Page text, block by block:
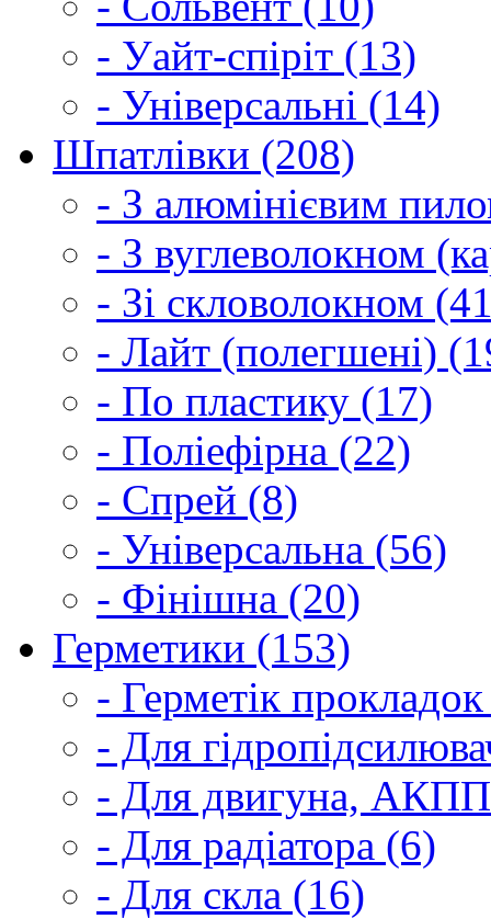
- Уайт-спіріт (13)
- Універсальні (14)
Шпатлівки (208)
- З алюмінієвим
- З вуглеволокном
- Зі скловолокном
- Лайт (полегшені)
- По пластику (17)
- Поліефірна (22)
- Спрей (8)
- Універсальна (56)
- Фінішна (20)
Герметики (153)
- Герметік
- Для
- Для двигуна,
- Для радіатора (6)
- Для скла (16)